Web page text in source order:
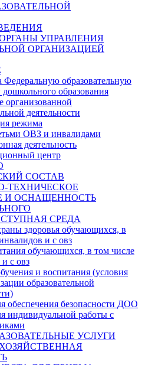
УПРАВЛЕНИЯ
ОРГАНИЗАЦИЕЙ
Федеральную образовательную
образования
организованной
деятельности
режима
ОВЗ и инвалидами
деятельность
центр
СОСТАВ
ТЕХНИЧЕСКОЕ
И ОСНАЩЕННОСТЬ
СРЕДА
здоровья обучающихся, в
и с овз
обучающихся, в том числе
с овз
и воспитания (условия
образовательной
обеспечения безопасности ДОО
индивидуальной работы с
УСЛУГИ